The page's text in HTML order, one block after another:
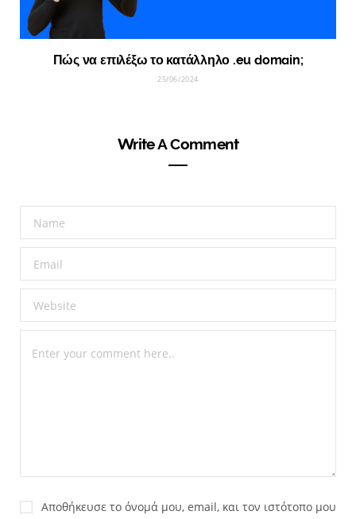
Πώς να επιλέξω το κατάλληλο .eu domain;
25/06/2024
Write A Comment
Αποθήκευσε το όνομά μου, email, και τον ιστότοπο μου